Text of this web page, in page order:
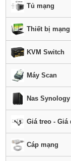
Tủ mạng
Thiết bị mạng
KVM Switch
Máy Scan
Nas Synology
Giá treo -
Cáp mạng